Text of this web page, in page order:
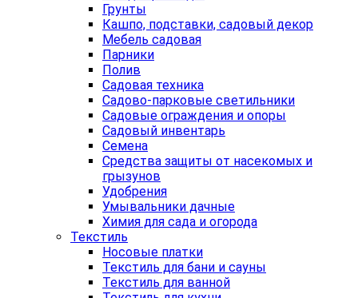
Грунты
Кашпо, подставки, садовый декор
Мебель садовая
Парники
Полив
Садовая техника
Садово-парковые светильники
Садовые ограждения и опоры
Садовый инвентарь
Семена
Средства защиты от насекомых и
грызунов
Удобрения
Умывальники дачные
Химия для сада и огорода
Текстиль
Носовые платки
Текстиль для бани и сауны
Текстиль для ванной